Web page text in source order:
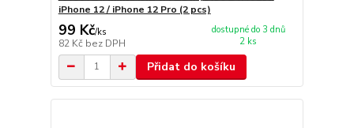
iPhone 12 / iPhone 12 Pro (2 pcs)
99 Kč/ks
82 Kč bez DPH
dostupné do 3 dnů
2 ks
Přidat do košíku